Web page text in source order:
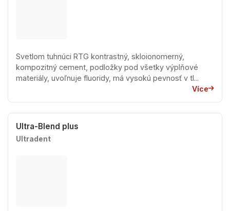
Svetlom tuhnúci RTG kontrastný, skloionomerný,
kompozitný cement, podložky pod všetky výplňové
materiály, uvoľnuje fluoridy, má vysokú pevnosť v tl...
Více
Ultra-Blend plus
Ultradent